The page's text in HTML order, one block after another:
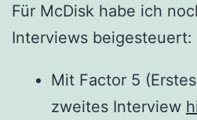
Für McDisk habe ich
Interviews beigesteuert:
Mit Factor 5
zweites Interview